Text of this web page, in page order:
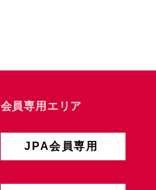
会員専用エリア
JPA会員専用